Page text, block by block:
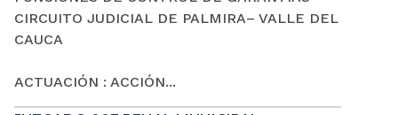
CIRCUITO JUDICIAL DE PALMIRA– VALLE DEL
CAUCA
ACTUACIÓN : ACCIÓN...